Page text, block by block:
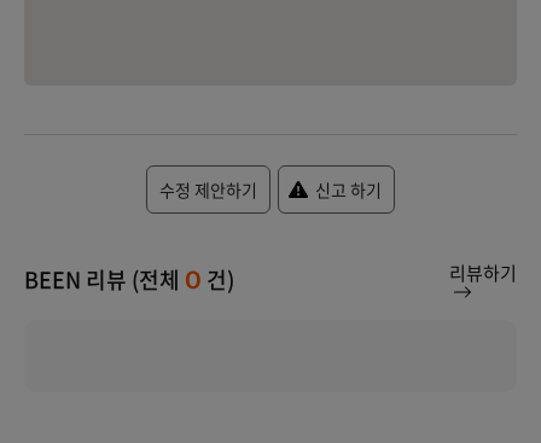
수정 제안하기 신고 하기
BEEN 리뷰 (전체 0 건) 리뷰하기